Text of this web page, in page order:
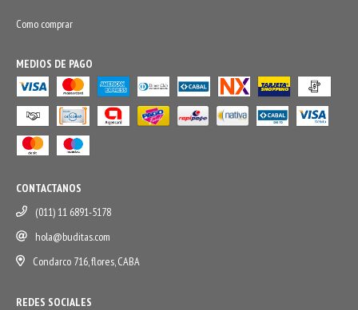
Como comprar
MEDIOS DE PAGO
CONTACTANOS
(011) 11 6891-5178
hola@buditas.com
Condarco 716, flores, CABA
REDES SOCIALES